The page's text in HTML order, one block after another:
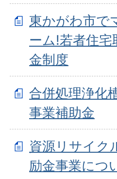
東かがわ市で
ーム!若者住宅
金制度
合併処理浄化
事業補助金
資源リサイク
励金事業につ